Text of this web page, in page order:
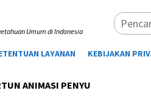
Umum di Indonesia
LAYANAN KEBIJAKAN
ANIMASI PENYU